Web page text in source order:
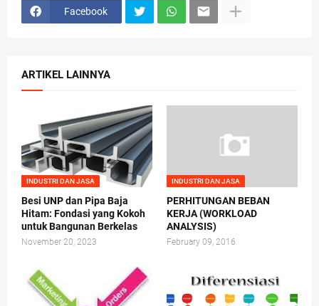
Facebook
ARTIKEL LAINNYA
INDUSTRI DAN JASA
Besi UNP dan Pipa Baja
Hitam: Fondasi yang Kokoh
untuk Bangunan Berkelas
November 20, 2023
INDUSTRI DAN JASA
PERHITUNGAN BEBAN
KERJA (WORKLOAD
ANALYSIS)
February 09, 2016